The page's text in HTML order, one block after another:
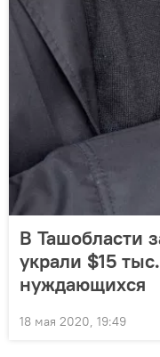
В Ташобласти
украли $15
нуждающихся
18 мая 2020, 19:49